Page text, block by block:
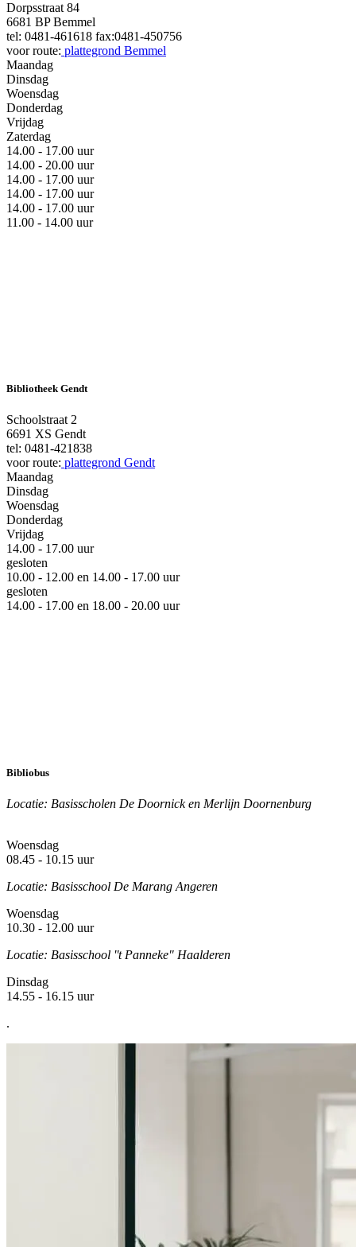
Dorpsstraat 84
6681 BP Bemmel
tel: 0481-461618 fax:0481-450756
voor route: plattegrond Bemmel
Maandag
Dinsdag
Woensdag
Donderdag
Vrijdag
Zaterdag
14.00 - 17.00 uur
14.00 - 20.00 uur
14.00 - 17.00 uur
14.00 - 17.00 uur
14.00 - 17.00 uur
11.00 - 14.00 uur
Bibliotheek Gendt
Schoolstraat 2
6691 XS Gendt
tel: 0481-421838
voor route: plattegrond Gendt
Maandag
Dinsdag
Woensdag
Donderdag
Vrijdag
14.00 - 17.00 uur
gesloten
10.00 - 12.00 en 14.00 - 17.00 uur
gesloten
14.00 - 17.00 en 18.00 - 20.00 uur
Bibliobus
Locatie: Basisscholen De Doornick en Merlijn Doornenburg
Woensdag
08.45 - 10.15 uur
Locatie: Basisschool De Marang Angeren
Woensdag
10.30 - 12.00 uur
Locatie: Basisschool ''t Panneke" Haalderen
Dinsdag
14.55 - 16.15 uur
.